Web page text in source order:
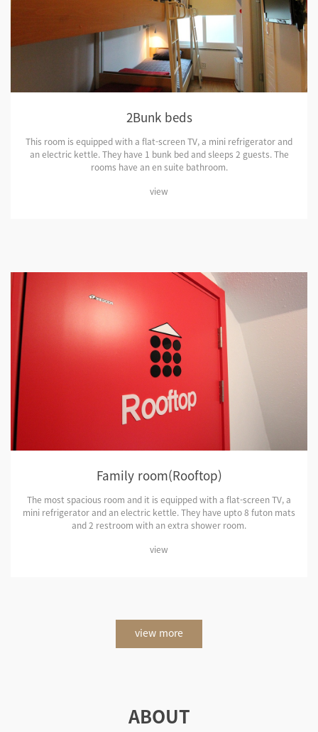
2Bunk beds
This room is equipped with a flat-screen TV, a mini refrigerator and
an electric kettle. They have 1 bunk bed and sleeps 2 guests. The
rooms have an en suite bathroom.
view
Family room(Rooftop)
The most spacious room and it is equipped with a flat-screen TV, a
mini refrigerator and an electric kettle. They have upto 8 futon mats
and 2 restroom with an extra shower room.
view
view more
ABOUT